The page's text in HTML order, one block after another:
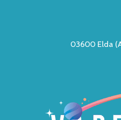
03600 Elda